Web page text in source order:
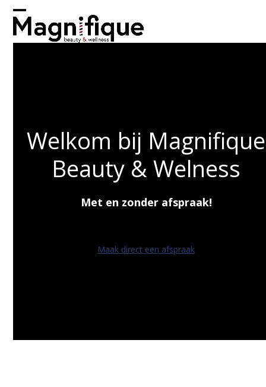
contentOpen
mobile
Close
mobile
Welkom bij Magnifique
Beauty & Welness
Met en zonder afspraak!
Maak direct een afspraak